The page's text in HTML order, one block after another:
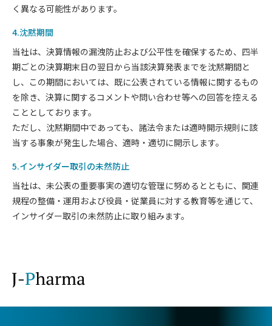
く異なる可能性があります。
4.沈黙期間
当社は、決算情報の漏洩防止および公平性を確保するため、四半
期ごとの決算期末日の翌日から当該決算発表までを沈黙期間と
し、この期間においては、既に公表されている情報に関するもの
を除き、決算に関するコメントや問い合わせ等への回答を控える
こととしております。
ただし、沈黙期間中であっても、諸法令または適時開示規則に該
当する事象が発生した場合、適時・適切に開示します。
5.インサイダー取引の未然防止
当社は、未公表の重要事実の適切な管理に努めるとともに、関連
規程の整備・運用および役員・従業員に対する教育等を通じて、
インサイダー取引の未然防止に取り組みます。